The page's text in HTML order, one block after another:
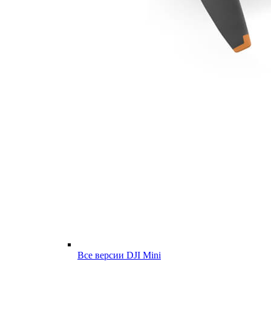
Все версии DJI Mini